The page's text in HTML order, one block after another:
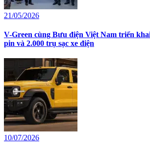
21/05/2026
V-Green cùng Bưu điện Việt Nam triển
pin và 2.000 trụ sạc xe điện
10/07/2026